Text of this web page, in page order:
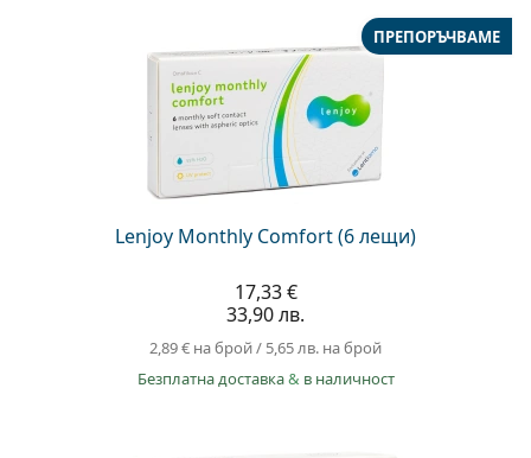
Lenjoy Monthly Comfort (6 лещи)
ПРЕПОРЪЧВАМЕ
17,33 €
33,90 лв.
2,89 € на брой/ 5,65 лв. на брой
Безплатна доставка& в наличност